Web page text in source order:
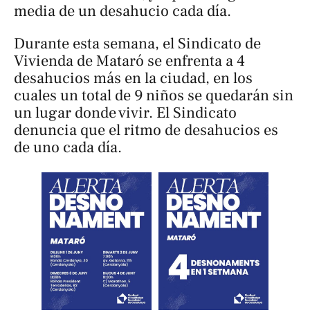
media de un desahucio cada día.
Durante esta semana, el Sindicato de
Vivienda de Mataró se enfrenta a 4
desahucios más en la ciudad, en los
cuales un total de 9 niños se quedarán sin
un lugar donde vivir. El Sindicato
denuncia que el ritmo de desahucios es
de uno cada día.